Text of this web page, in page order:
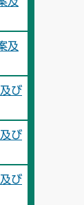
及
び
び
び